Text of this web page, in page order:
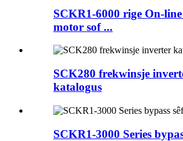
SCKR1-6000 rige On-
motor sof ...
SCK280 frekwinsje
katalogus
SCKR1-3000 Series